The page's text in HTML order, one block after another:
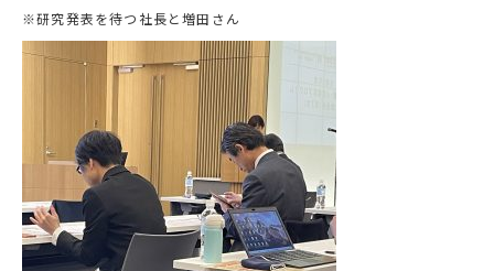
※研究発表を待つ社長と増田さん